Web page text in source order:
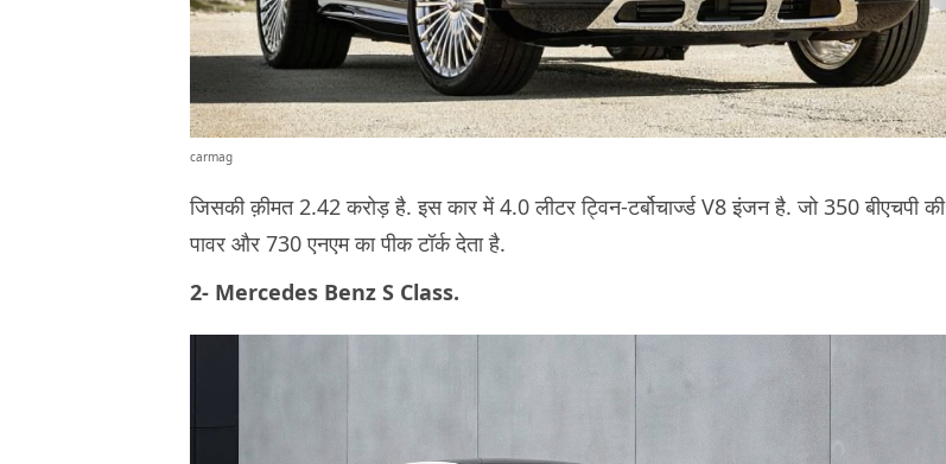
carmag
जिसकी क़ीमत 2.42 करोड़ है. इस कार में 4.0 लीटर ट्विन-टर्बोचार्ज्ड V8 इंजन है. जो 350 बीएचपी की
पावर और 730 एनएम का पीक टॉर्क देता है.
2- Mercedes Benz S Class.